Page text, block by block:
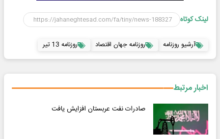
لینک کوتاه
آرشیو روزنامه روزنامه جهان اقتصاد روزنامه 13 تیر
اخبار مرتبط
صادرات نفت عربستان افزایش یافت